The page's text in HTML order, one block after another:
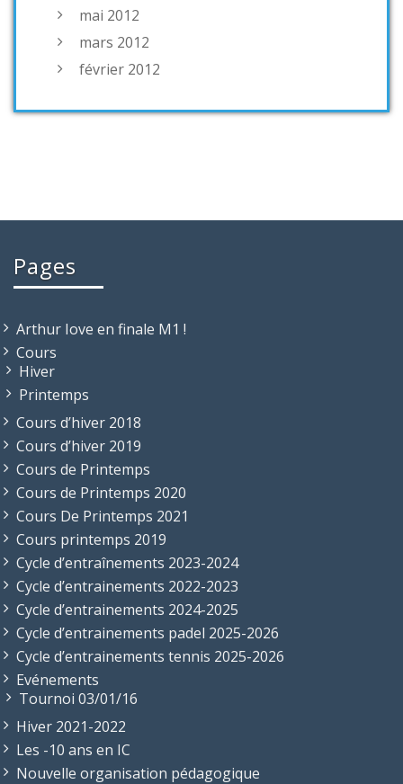
mai 2012
mars 2012
février 2012
Pages
Arthur Iove en finale M1 !
Cours
Hiver
Printemps
Cours d’hiver 2018
Cours d’hiver 2019
Cours de Printemps
Cours de Printemps 2020
Cours De Printemps 2021
Cours printemps 2019
Cycle d’entraînements 2023-2024
Cycle d’entrainements 2022-2023
Cycle d’entrainements 2024-2025
Cycle d’entrainements padel 2025-2026
Cycle d’entrainements tennis 2025-2026
Evénements
Tournoi 03/01/16
Hiver 2021-2022
Les -10 ans en IC
Nouvelle organisation pédagogique